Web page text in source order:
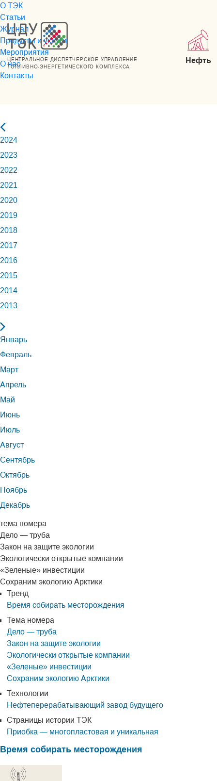
ЦЕНТРАЛЬНОЕ ДИСПЕТЧЕРСКОЕ УПРАВЛЕНИЕ
ТОПЛИВНО-ЭНЕРГЕТИЧЕСКОГО КОМПЛЕКСА
Нефть
О ТЭК
Статьи
Журнал
Продукты и услуги
Мероприятия
О нас
Контакты
2024
2023
2022
2021
2020
2019
2018
2017
2016
2015
2014
2013
Январь
Февраль
Март
Апрель
Май
Июнь
Июль
Август
Сентябрь
Октябрь
Ноябрь
Декабрь
тема номера
Дело — труба
Закон на защите экологии
Экологически открытые компании
«Зеленые» инвестиции
Сохраним экологию Арктики
Тренд
Время собирать месторождения
Тема номера
Дело — труба
Закон на защите экологии
Экологически открытые компании
«Зеленые» инвестиции
Сохраним экологию Арктики
Технологии
Нефтеперерабатывающий завод будущего
Страницы истории ТЭК
Приобка — многопластовая и уникальная
Время собирать месторождения